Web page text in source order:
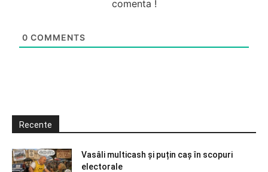
comenta !
0 COMMENTS
Recente
Vasâli multicash și puțin caș în scopuri
electorale